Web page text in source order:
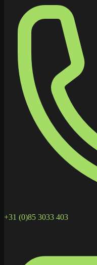
+31 (0)85 3033 403